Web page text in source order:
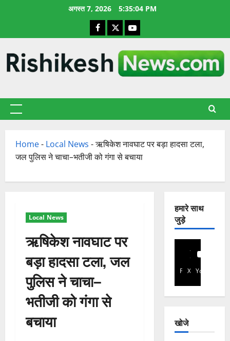
अगस्त 7, 2026 5:35:05 PM
Facebook
X YouTube
प्राथमिक
Home- Local News -ऋषिकेश नावघाट पर बड़ा हादसा टला,
जल पुलिस ने चाचा–भतीजी को गंगा से बचाया
Local News
ऋषिकेश नावघाट पर
बड़ा हादसा टला, जल
पुलिस ने चाचा–
भतीजी को गंगा से
बचाया
हमारे साथ
जुड़े
Facebook
X YouTube
खोजे